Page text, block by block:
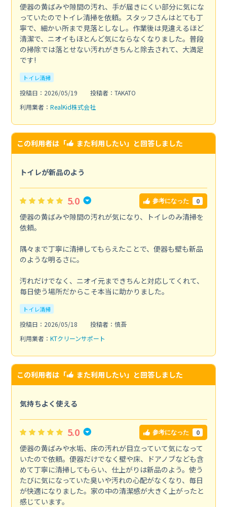
便器の黄ばみや隙間の汚れ、手が届きにくい部分に気にな
っていたのでトイレ清掃を依頼。スタッフさんはとても丁
寧で、細かい所まで見落としなし。作業後は見違えるほど
清潔で、ニオイもほとんど気にならなくなりました。普段
の掃除では落とせない汚れがきちんと除去されて、大満足
です!
トイレ清掃
投稿日：2026/05/19
投稿者：TAKATO
利用業者： RealKid株式会社
この利用者は「 また利用したい」と回答しました
トイレが新品のよう
5.0 参考になった 0
便器の黄ばみや隙間の汚れが気になり、トイレのみ清掃を
依頼。
隅々まで丁寧に清掃してもらえたことで、便器も壁も新品
のような明るさに。
汚れだけでなく、ニオイ元まできちんと対応してくれて、
毎日使う場所だからこそ本当に助かりました。
トイレ清掃
投稿日：2026/05/18
投稿者：慎吾
利用業者： KTクリーンサポート
この利用者は「 また利用したい」と回答しました
気持ちよく使える
5.0 参考になった 0
便器の黄ばみや水垢、床の汚れが目立っていて気になって
いたので依頼。便器だけでなく壁や床、ドアノブなども含
めて丁寧に清掃してもらい、仕上がりは新品のよう。使う
たびに気になっていた臭いや汚れの心配がなくなり、毎日
が快適になりました。家の中の清潔感が大きく上がったと
感じています。